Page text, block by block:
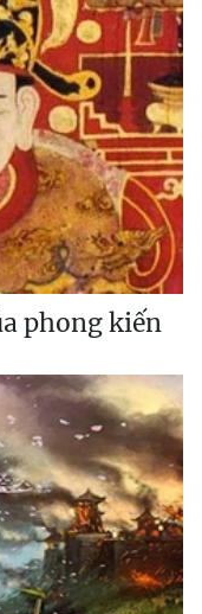
phong kiến